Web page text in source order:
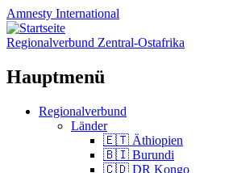
Amnesty International
Regionalverbund Zentral-Ostafrika
Hauptmenü
Zum
Regionalverbund
Länder
🇪🇹 Äthiopien
🇧🇮 Burundi
🇨🇩 DR Kongo